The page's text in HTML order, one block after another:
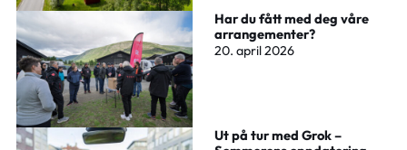
Har du fått med deg våre
arrangementer?
20. april 2026
Ut på tur med Grok –